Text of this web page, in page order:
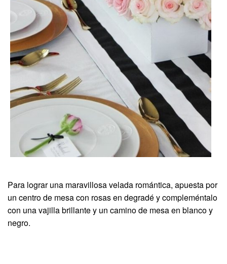
Para lograr una maravillosa velada romántica, apuesta por
un centro de mesa con rosas en degradé y compleméntalo
con una vajilla brillante y un camino de mesa en blanco y
negro.